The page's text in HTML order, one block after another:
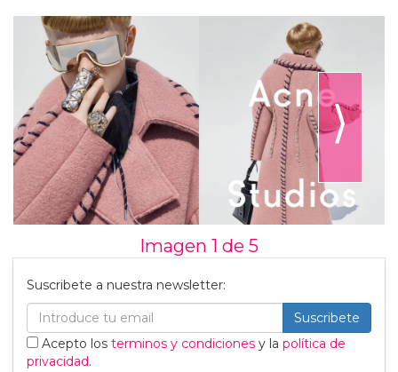
⟩
Imagen 1 de 5
Suscribete a nuestra newsletter:
Suscribete
Acepto los terminos y condiciones y la política de
privacidad.